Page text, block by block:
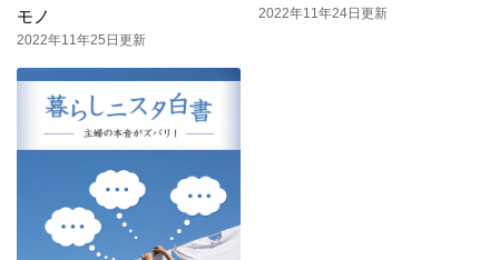
モノ
2022年11年25日更新
2022年11年24日更新